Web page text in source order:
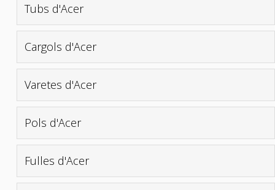
Tubs d'Acer
Cargols d'Acer
Varetes d'Acer
Pols d'Acer
Fulles d'Acer